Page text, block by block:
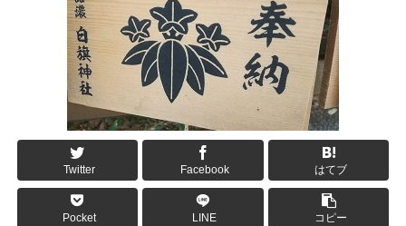
Twitter Facebook はてブ
Pocket LINE コピー